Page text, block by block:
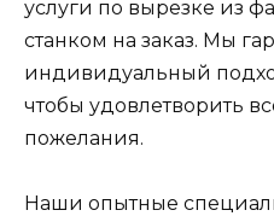
услуги по вырезке из
станком на заказ. Мы
индивидуальный
чтобы удовлетворить
пожелания.
Наши опытные